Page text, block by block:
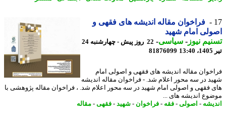
فراخوان مقاله اندیشه های فقهی و
امام شهید
نیوز-سیاسی-
22 روز پیش - چهارشنبه 24
81876099
مقاله اندیشه های فقهی و اصولی امام
در سه محور اعلام شد. - فراخوان مقاله اندیشه
فقهی و اصولی امام شهید در سه محور اعلام شد. ، فراخوان مقاله پژوهشی با
اندیشه های ...
-اصولی-فقه-فراخوان- شهید-فقهی-مقاله